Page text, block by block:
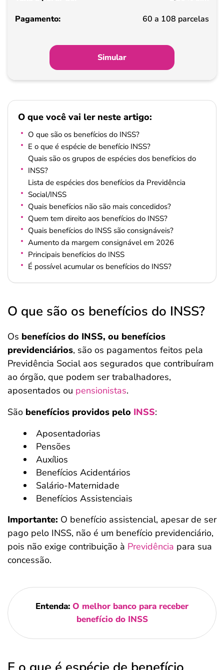
Pagamento
60 a 108 parcelas
Simular
O que você vai ler neste artigo:
O que são os benefícios do INSS?
E o que é espécie de benefício INSS?
Quais são os grupos de espécies dos benefícios do
INSS?
Lista de espécies dos benefícios da Previdência
Social/INSS
Quais benefícios não são mais concedidos?
Quem tem direito aos benefícios do INSS?
Quais benefícios do INSS são consignáveis?
Aumento da margem consignável em 2026
Principais benefícios do INSS
É possível acumular os benefícios do INSS?
O que são os benefícios do INSS?
Os benefícios do INSS, ou benefícios
previdenciários, são os pagamentos feitos pela
Previdência Social aos segurados que contribuíram
ao órgão, que podem ser trabalhadores,
aposentados ou pensionistas.
São benefícios providos pelo INSS:
Aposentadorias
Pensões
Auxílios
Benefícios Acidentários
Salário-Maternidade
Benefícios Assistenciais
Importante: O benefício assistencial, apesar de ser
pago pelo INSS, não é um benefício previdenciário,
pois não exige contribuição à Previdência para sua
concessão.
Entenda: O melhor banco para receber
benefício do INSS